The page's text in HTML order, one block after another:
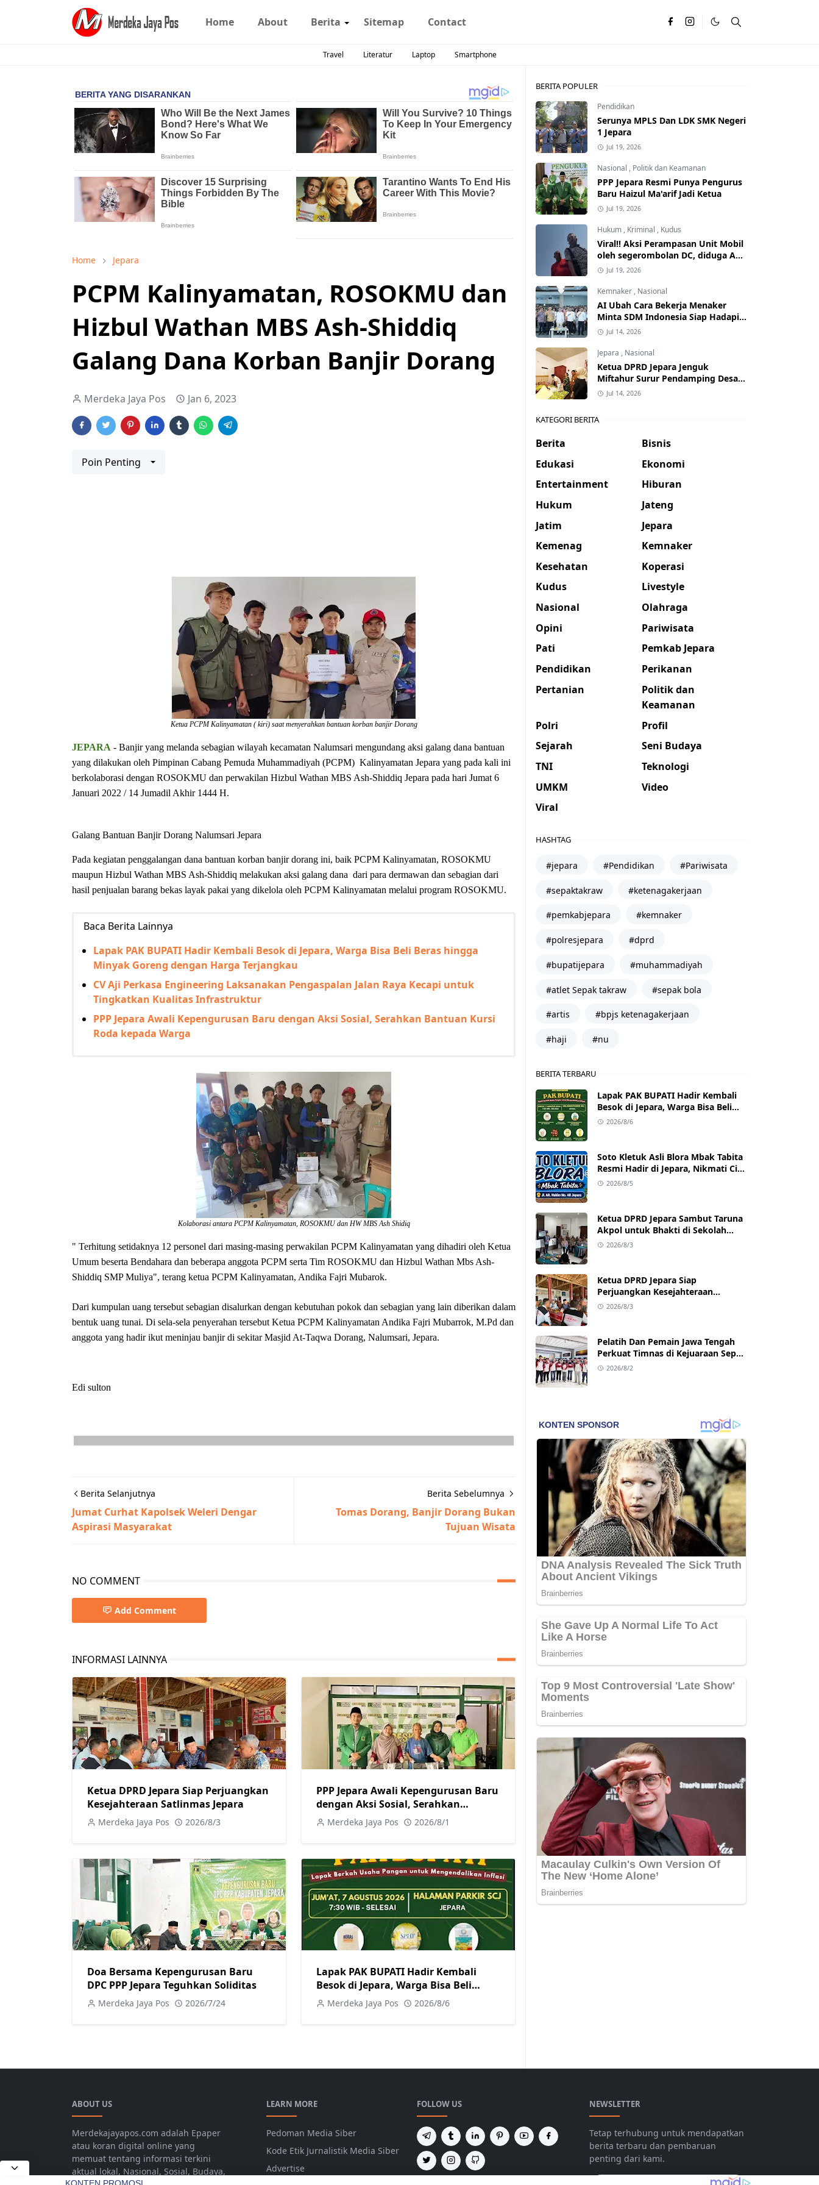
Home About Berita Sitemap Contact
Travel Literatur Laptop Smartphone
Home Jepara
PCPM Kalinyamatan, ROSOKMU dan
Hizbul Wathan MBS Ash-Shiddiq
Galang Dana Korban Banjir Dorang
Merdeka Jaya Pos Jan 6, 2023
Poin Penting
Ketua PCPM Kalinyamatan ( kiri) saat menyerahkan bantuan korban banjir Dorang
JEPARA - Banjir yang melanda sebagian wilayah kecamatan Nalumsari mengundang aksi galang dana bantuan
yang dilakukan oleh Pimpinan Cabang Pemuda Muhammadiyah (PCPM) Kalinyamatan Jepara yang pada kali ini
berkolaborasi dengan ROSOKMU dan perwakilan Hizbul Wathan MBS Ash-Shiddiq Jepara pada hari Jumat 6
Januari 2022 / 14 Jumadil Akhir 1444 H.
Galang Bantuan Banjir Dorang Nalumsari Jepara
Pada kegiatan penggalangan dana bantuan korban banjir dorang ini, baik PCPM Kalinyamatan, ROSOKMU
maupun Hizbul Wathan MBS Ash-Shiddiq melakukan aksi galang dana dari para dermawan dan sebagian dari
hasil penjualan barang bekas layak pakai yang dikelola oleh PCPM Kalinyamatan melalui program ROSOKMU.
Baca Berita Lainnya
Lapak PAK BUPATI Hadir Kembali Besok di Jepara, Warga Bisa Beli Beras hingga
Minyak Goreng dengan Harga Terjangkau
CV Aji Perkasa Engineering Laksanakan Pengaspalan Jalan Raya Kecapi untuk
Tingkatkan Kualitas Infrastruktur
PPP Jepara Awali Kepengurusan Baru dengan Aksi Sosial, Serahkan Bantuan Kursi
Roda kepada Warga
Kolaborasi antara PCPM Kalinyamatan, ROSOKMU dan HW MBS Ash Shidiq
" Terhitung setidaknya 12 personel dari masing-masing perwakilan PCPM Kalinyamatan yang dihadiri oleh Ketua
Umum beserta Bendahara dan beberapa anggota PCPM serta Tim ROSOKMU dan Hizbul Wathan Mbs Ash-
Shiddiq SMP Muliya", terang ketua PCPM Kalinyamatan, Andika Fajri Mubarok.
Dari kumpulan uang tersebut sebagian disalurkan dengan kebutuhan pokok dan sebagian yang lain diberikan dalam
bentuk uang tunai. Di sela-sela penyerahan tersebut Ketua PCPM Kalinyamatan Andika Fajri Mubarrok, M.Pd dan
anggota yang hadir ikut meninjau banjir di sekitar Masjid At-Taqwa Dorang, Nalumsari, Jepara.
Edi sulton
Berita Selanjutnya
Jumat Curhat Kapolsek Weleri Dengar
Aspirasi Masyarakat
Berita Sebelumnya
Tomas Dorang, Banjir Dorang Bukan
Tujuan Wisata
NO COMMENT
Add Comment
INFORMASI LAINNYA
Ketua DPRD Jepara Siap Perjuangkan
Kesejahteraan Satlinmas Jepara
Merdeka Jaya Pos 2026/8/3
PPP Jepara Awali Kepengurusan Baru
dengan Aksi Sosial, Serahkan
Bantuan Kursi Roda kepada Warga
Merdeka Jaya Pos 2026/8/1
Doa Bersama Kepengurusan Baru
DPC PPP Jepara Teguhkan Soliditas
Merdeka Jaya Pos 2026/7/24
Lapak PAK BUPATI Hadir Kembali
Besok di Jepara, Warga Bisa Beli
Beras hingga Minyak Goreng dengan
Harga Terjangkau
Merdeka Jaya Pos 2026/8/6
BERITA POPULER
Pendidikan
Serunya MPLS Dan LDK SMK Negeri
1 Jepara
Jul 19, 2026
Nasional , Politik dan Keamanan
PPP Jepara Resmi Punya Pengurus
Baru Haizul Ma'arif Jadi Ketua
Jul 19, 2026
Hukum , Kriminal , Kudus
Viral!! Aksi Perampasan Unit Mobil
oleh segerombolan DC, diduga Ada
Dalangnya
Jul 19, 2026
Kemnaker , Nasional
AI Ubah Cara Bekerja Menaker
Minta SDM Indonesia Siap Hadapi
Dunia Kerja Baru
Jul 14, 2026
Jepara , Nasional
Ketua DPRD Jepara Jenguk
Miftahur Surur Pendamping Desa
yang Sakit
Jul 14, 2026
KATEGORI BERITA
Berita
Bisnis
Edukasi
Ekonomi
Entertainment
Hiburan
Hukum
Jateng
Jatim
Jepara
Kemenag
Kemnaker
Kesehatan
Koperasi
Kudus
Livestyle
Nasional
Olahraga
Opini
Pariwisata
Pati
Pemkab Jepara
Pendidikan
Perikanan
Pertanian
Politik dan
Keamanan
Polri
Profil
Sejarah
Seni Budaya
TNI
Teknologi
UMKM
Video
Viral
HASHTAG
#jepara #Pendidikan #Pariwisata
#sepaktakraw #ketenagakerjaan
#pemkabjepara #kemnaker
#polresjepara #dprd
#bupatijepara #muhammadiyah
#atlet Sepak takraw #sepak bola
#artis #bpjs ketenagakerjaan
#haji #nu
BERITA TERBARU
Lapak PAK BUPATI Hadir Kembali
Besok di Jepara, Warga Bisa Beli
Beras hingga Minyak Goreng
2026/8/6
Soto Kletuk Asli Blora Mbak Tabita
Resmi Hadir di Jepara, Nikmati Cita
Rasa Autentik Mulai Rp10 Ribu
2026/8/5
Ketua DPRD Jepara Sambut Taruna
Akpol untuk Bhakti di Sekolah
Rakyat Jepara
2026/8/3
Ketua DPRD Jepara Siap
Perjuangkan Kesejahteraan
Satlinmas Jepara
2026/8/3
Pelatih Dan Pemain Jawa Tengah
Perkuat Timnas di Kejuaraan Sepak
takraw Internasional
2026/8/2
ABOUT US
Merdekajayapos.com adalah Epaper
atau koran digital online yang
memuat tentang informasi terkini
aktual lokal, Nasional, Sosial, Budaya,
LEARN MORE
Pedoman Media Siber
Kode Etik Jurnalistik Media Siber
Advertise
FOLLOW US NEWSLETTER
Tetap terhubung untuk mendapatkan
berita terbaru dan pembaruan
penting dari kami.